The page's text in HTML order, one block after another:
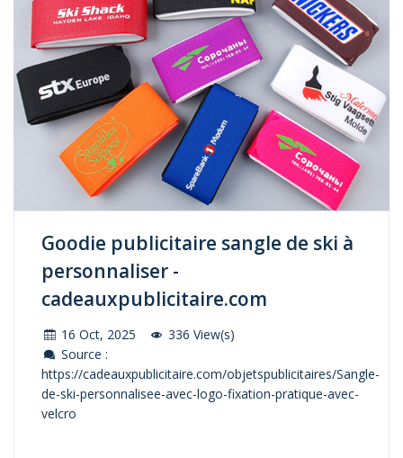
Goodie publicitaire sangle de ski à
personnaliser -
cadeauxpublicitaire.com
16 Oct, 2025
336 View(s)
Source :
https://cadeauxpublicitaire.com/objetspublicitaires/Sangle-
de-ski-personnalisee-avec-logo-fixation-pratique-avec-
velcro